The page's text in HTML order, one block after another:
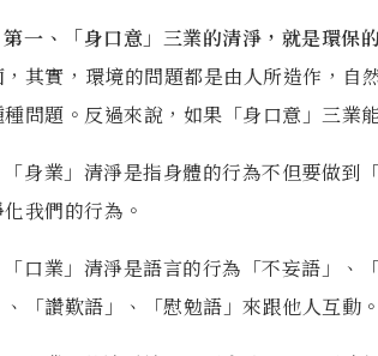
以及與心靈貧窮的關聯
第一、「身口意」三業的清淨，就是環保
，其實，環境的問題都是由人所造作，自
種問題。反過來說，如果「身口意」三業
「身業」清淨是指身體的行為不但要做到
化我們的行為。
「口業」清淨是語言的行為「不妄語」、
、「讚歎語」、「慰勉語」來跟他人 互動